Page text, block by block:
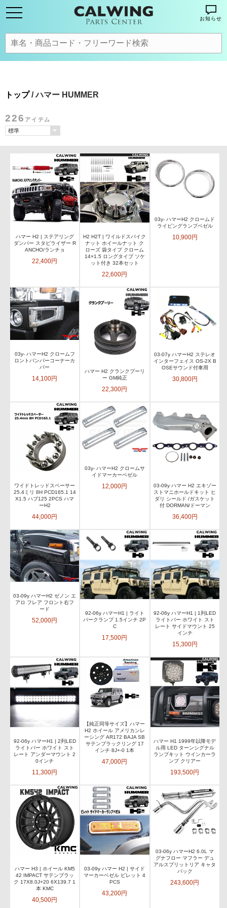
お知らせ
トップ/ ハマー HUMMER
226 アイテム
ハマー H2 | ステアリング
ダンパー スタビライザー R
ANCHO/ランチョ
22,400円
H2 H2T | ワイルドスパイク
ナット ホイールナット ク
ローズ 袋タイプ クローム
14×1.5 ロングタイプ ソケ
ット付き 32本セット
22,600円
03y- ハマーH2 クロームド
ライビングランプベゼル
10,900円
03y- ハマーH2 クロームフ
ロントバンパーコーナーカ
バー
14,100円
ハマー H2 クランクプーリ
ー GM純正
22,300円
03-07y ハマーH2 ステレオ
インターフェイス OS-2X B
OSEサウンド付車用
30,800円
ワイドトレッドスペーサー
25.4ミリ 8H PCD165.1 14
X1.5 ハブ125 2PCS ハマ
ーH2
44,000円
03y- ハマーH2 クロームサ
イドマーカーベゼル
12,000円
03-09y ハマー H2 エキゾー
ストマニホールドキット ヒ
ダリ シールド /ガスケット
付 DORMAN/ドーマン
36,400円
03-09y ハマーH2 ゼノン エ
アロ フレア フロント右フ
ード
52,000円
92-06y ハマーH1 | ライト
バークランプ 1.5インチ 2P
C
17,500円
92-06y ハマーH1 | 1列LED
ライトバー ホワイト スト
レート サイドマウント 25
インチ
15,300円
92-06y ハマーH1 | 2列LED
ライトバー ホワイト スト
レート アンダーマウント 2
0インチ
11,300円
【純正同等サイズ】ハマー
H2 ホイール アメリカンレ
ーシング AR172 BAJA SB
サテンブラックリング 17
インチ 8J+-0 1本
47,000円
ハマー H1 1999年以降モデ
ル用 LED ターンシグナル
ランプキット ウインカーラ
ンプ クリアー
193,500円
ハマー H3 | ホイール KM5
42 IMPACT サテンブラッ
ク 17X8.0J+20 6X139.7 1
本 KMC
40,500円
03-09y ハマー H2 | サイド
マーカーベゼル ビレット 4
PCS
43,200円
03-06y ハマーH2 6.0L マ
グナフロー マフラー デュ
アルスプリットリア キャタ
バック
243,600円